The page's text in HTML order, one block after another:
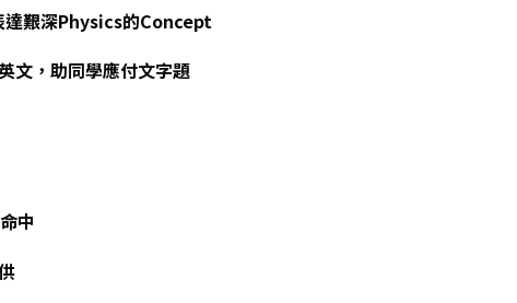
艱深Physics的Concept
文，助同學應付文字題
中